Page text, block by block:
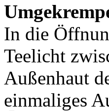
In die
Teelicht
Außenhaut
einmaliges